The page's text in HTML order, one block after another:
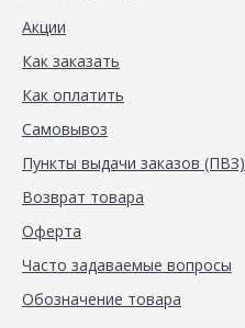
Акции
Как заказать
Как оплатить
Самовывоз
Пункты выдачи заказов (ПВЗ)
Возврат товара
Оферта
Часто задаваемые вопросы
Обозначение товара